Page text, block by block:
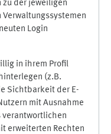
zu der jeweiligen
Login
in ihrem Profil
(z.B.
Sichtbarkeit der E-
mit Ausnahme
verantwortlichen
erweiterten Rechten